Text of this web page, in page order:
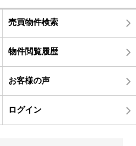
売買物件検索
物件閲覧履歴
お客様の声
ログイン